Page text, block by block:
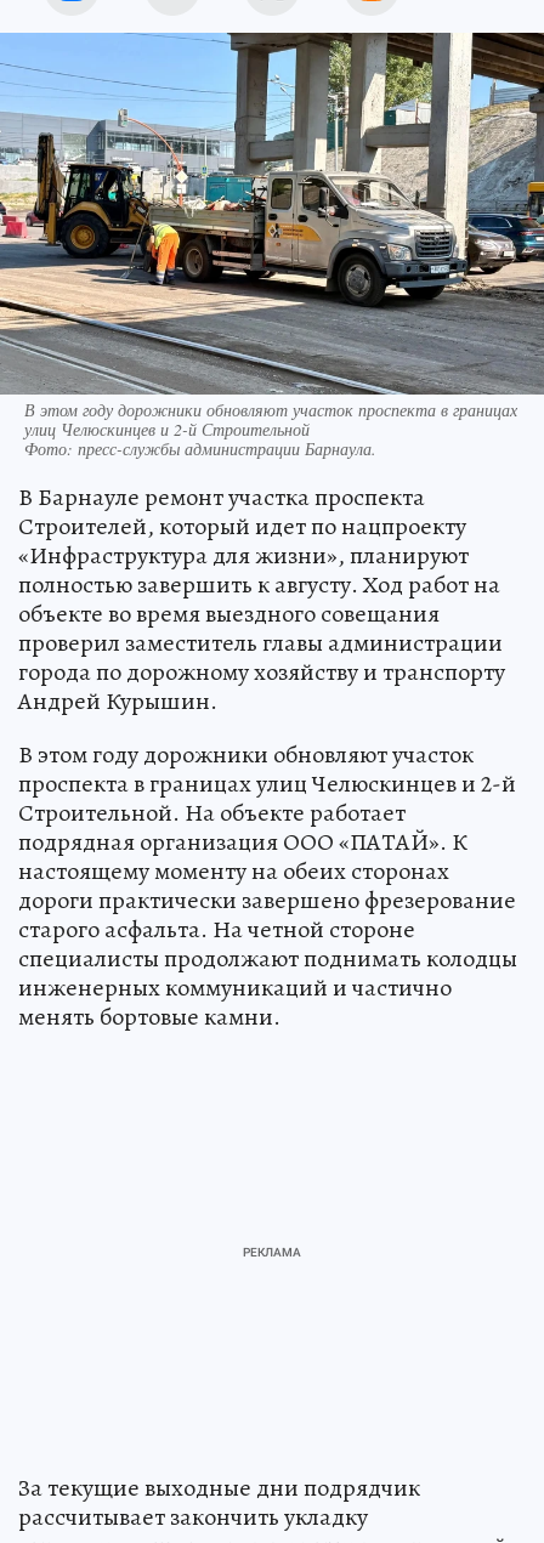
В этом году дорожники обновляют участок проспекта в границах
улиц Челюскинцев и 2-й Строительной
Фото: пресс-службы администрации Барнаула.
В Барнауле ремонт участка проспекта
Строителей, который идет по нацпроекту
«Инфраструктура для жизни», планируют
полностью завершить к августу. Ход работ на
объекте во время выездного совещания
проверил заместитель главы администрации
города по дорожному хозяйству и транспорту
Андрей Курышин.
В этом году дорожники обновляют участок
проспекта в границах улиц Челюскинцев и 2-й
Строительной. На объекте работает
подрядная организация ООО «ПАТАЙ». К
настоящему моменту на обеих сторонах
дороги практически завершено фрезерование
старого асфальта. На четной стороне
специалисты продолжают поднимать колодцы
инженерных коммуникаций и частично
менять бортовые камни.
За текущие выходные дни подрядчик
рассчитывает закончить укладку